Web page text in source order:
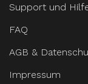
Support und
FAQ
AGB &
Impressum